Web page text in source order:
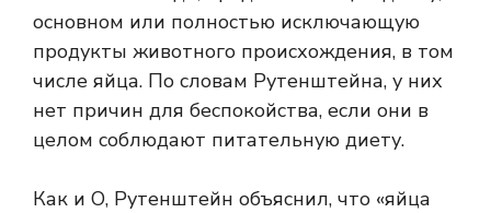
основном или полностью исключающую
продукты животного происхождения, в том
числе яйца. По словам Рутенштейна, у них
нет причин для беспокойства, если они в
целом соблюдают питательную диету.
Как и О, Рутенштейн объяснил, что «яйца